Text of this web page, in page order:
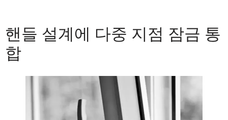
핸들 설계에 다중 지점 잠금 통
합